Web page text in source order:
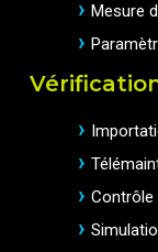
Mesure
Contrôle